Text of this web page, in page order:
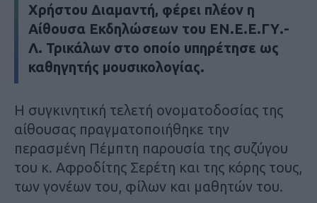
Χρήστου Διαμαντή, φέρει πλέον η
Αίθουσα Εκδηλώσεων του ΕΝ.Ε.Ε.ΓΥ.-
Λ. Τρικάλων στο οποίο υπηρέτησε ως
καθηγητής μουσικολογίας.
Η συγκινητική τελετή ονοματοδοσίας της
αίθουσας πραγματοποιήθηκε την
περασμένη Πέμπτη παρουσία της συζύγου
του κ. Αφροδίτης Σερέτη και της κόρης τους,
των γονέων του, φίλων και μαθητών του.